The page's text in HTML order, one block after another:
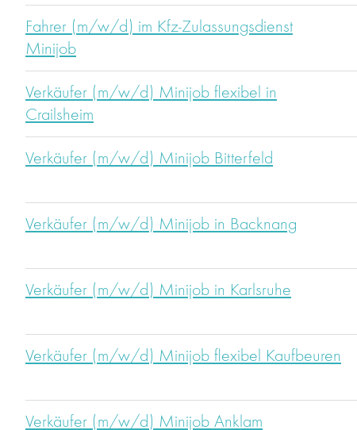
Fahrer (m/w/d) im Kfz-Zulassungsdienst
Minijob
Verkäufer (m/w/d) Minijob flexibel in
Crailsheim
Verkäufer (m/w/d) Minijob Bitterfeld
Verkäufer (m/w/d) Minijob in Backnang
Verkäufer (m/w/d) Minijob in Karlsruhe
Verkäufer (m/w/d) Minijob flexibel Kaufbeuren
Verkäufer (m/w/d) Minijob Anklam